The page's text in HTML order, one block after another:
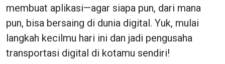
membuat aplikasi—agar siapa pun, dari mana
pun, bisa bersaing di dunia digital. Yuk, mulai
langkah kecilmu hari ini dan jadi pengusaha
transportasi digital di kotamu sendiri!